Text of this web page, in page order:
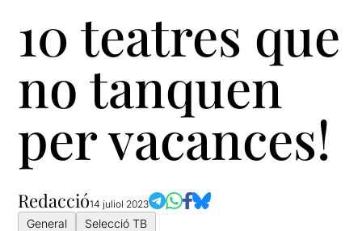
10 teatres que
no tanquen
per vacances!
Redacció14 juliol 2023
General Selecció TB